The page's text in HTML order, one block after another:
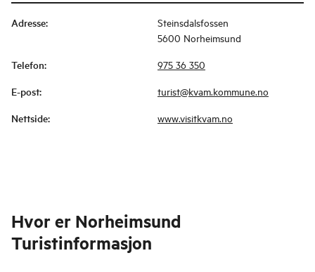
Adresse:
Steinsdalsfossen
5600 Norheimsund
Telefon: 975 36 350
E-post: turist@kvam.kommune.no
Nettside: www.visitkvam.no
Hvor er Norheimsund
Turistinformasjon